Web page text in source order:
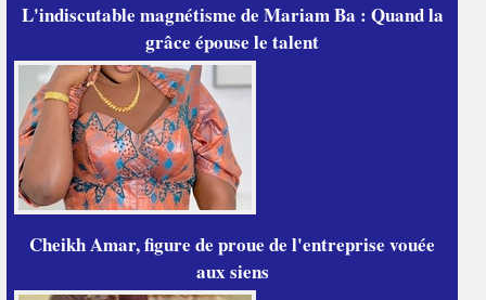
L'indiscutable magnétisme de Mariam Ba : Quand la
grâce épouse le talent
Cheikh Amar, figure de proue de l'entreprise vouée
aux siens